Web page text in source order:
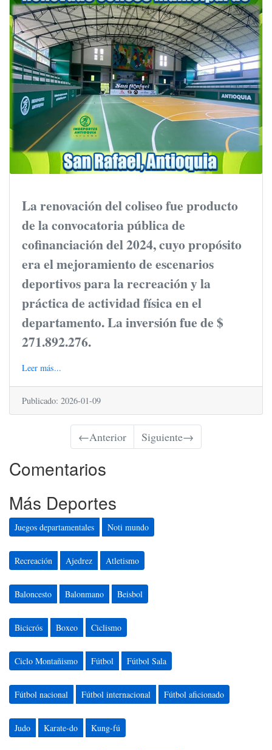
La renovación del coliseo fue producto
de la convocatoria pública de
cofinanciación del 2024, cuyo propósito
era el mejoramiento de escenarios
deportivos para la recreación y la
práctica de actividad física en el
departamento. La inversión fue de $
271.892.276.
Leer más...
Publicado: 2026-01-09
←Anterior Siguiente→
Comentarios
Más Deportes
Juegos departamentales Noti mundo
Recreación Ajedrez Atletismo
Baloncesto Balonmano Beisbol
Bicicrós Boxeo Ciclismo
Ciclo Montañismo Fútbol Fútbol Sala
Fútbol nacional Fútbol internacional Fútbol aficionado
Judo Karate-do Kung-fú